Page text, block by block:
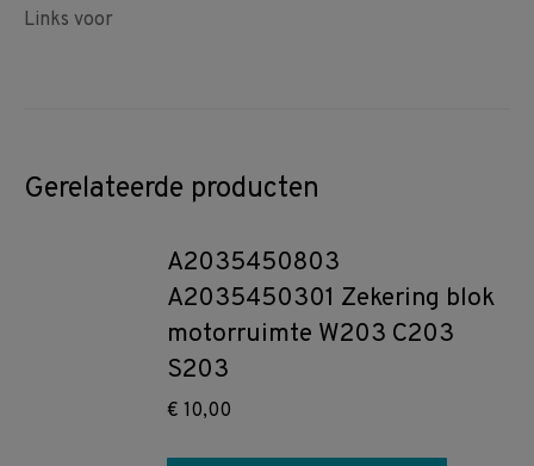
Links voor
Gerelateerde producten
A2035450803
A2035450301 Zekering blok
motorruimte W203 C203
S203
€ 10,00